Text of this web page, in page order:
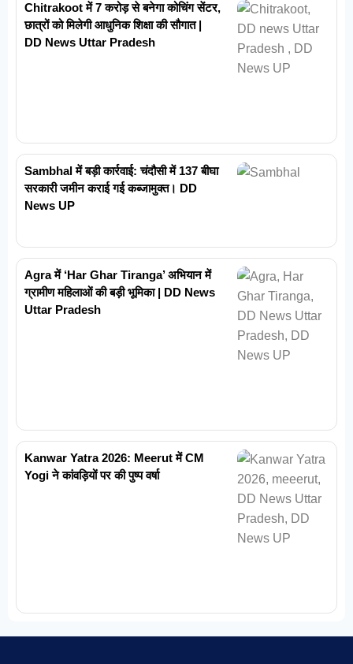
Chitrakoot में 7 करोड़ से बनेगा कोचिंग सेंटर,
छात्रों को मिलेगी आधुनिक शिक्षा की सौगात |
DD News Uttar Pradesh
Sambhal में बड़ी कार्रवाई: चंदौसी में 137 बीघा
सरकारी जमीन कराई गई कब्जामुक्त। DD
News UP
Agra में ‘Har Ghar Tiranga’ अभियान में
ग्रामीण महिलाओं की बड़ी भूमिका | DD News
Uttar Pradesh
Kanwar Yatra 2026: Meerut में CM
Yogi ने कांवड़ियों पर की पुष्प वर्षा